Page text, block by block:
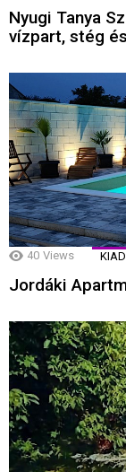
Nyugi Tanya
vízpart, stég
40 Views
Jordáki